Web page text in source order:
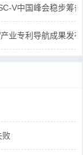
V中国峰会稳步筹
业专利导航成果发
败